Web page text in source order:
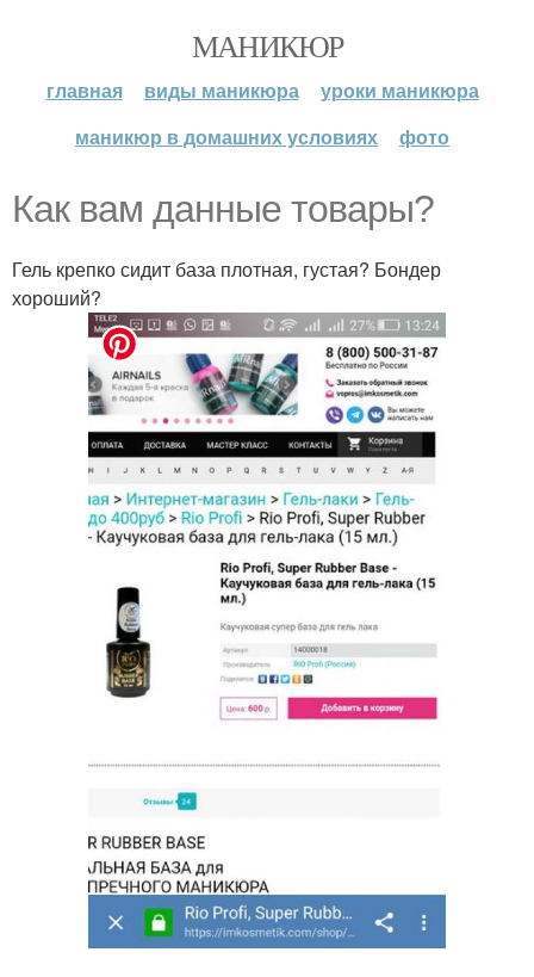
МАНИКЮР
главная виды маникюра
уроки маникюра
маникюр в домашних условиях
фото
Как вам данные товары?
Гель крепко сидит база плотная, густая? Бондер
хороший?